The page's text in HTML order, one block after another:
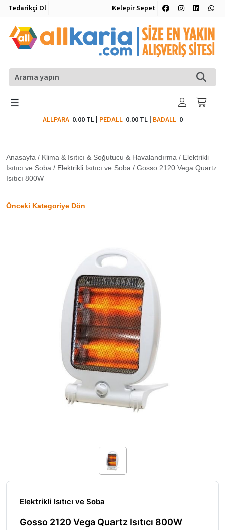
Tedarikçi Ol Kelepir Sepet
ALLPARA 0.00 TL| PEDALL 0.00 TL| BADALL0
Anasayfa / Klima & Isıtıcı & Soğutucu & Havalandırma / Elektrikli
Isıtıcı ve Soba / Elektrikli Isıtıcı ve Soba / Gosso 2120 Vega Quartz
Isıtıcı 800W
Önceki Kategoriye Dön
Elektrikli Isıtıcı ve Soba
Gosso 2120 Vega Quartz Isıtıcı 800W